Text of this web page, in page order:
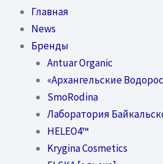
Главная
News
Бренды
Antuar Organic
«Архангельские
SmoRodina
Лаборатория
HELEO4™
Krygina Cosmetics